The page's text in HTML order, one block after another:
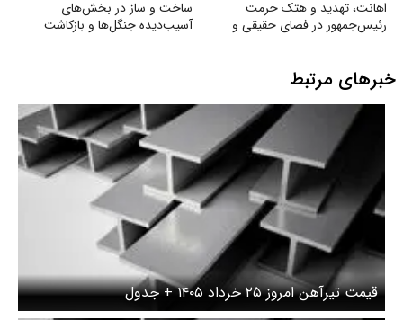
اهانت، تهدید و هتک حرمت
رئیس‌جمهور در فضای حقیقی و
ساخت و ساز در بخش‌های
آسیب‌دیده جنگل‌ها و بازکاشت
خبرهای مرتبط
قیمت تیرآهن امروز ۲۵ خرداد ۱۴۰۵ + جدول